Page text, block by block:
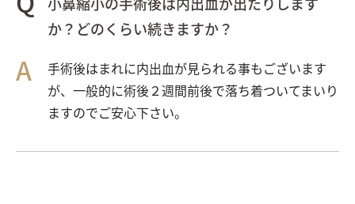
か？どのくらい続きますか？
手術後はまれに内出血が見られる事もございます
が、一般的に術後２週間前後で落ち着ついてまいり
ますのでご安心下さい。